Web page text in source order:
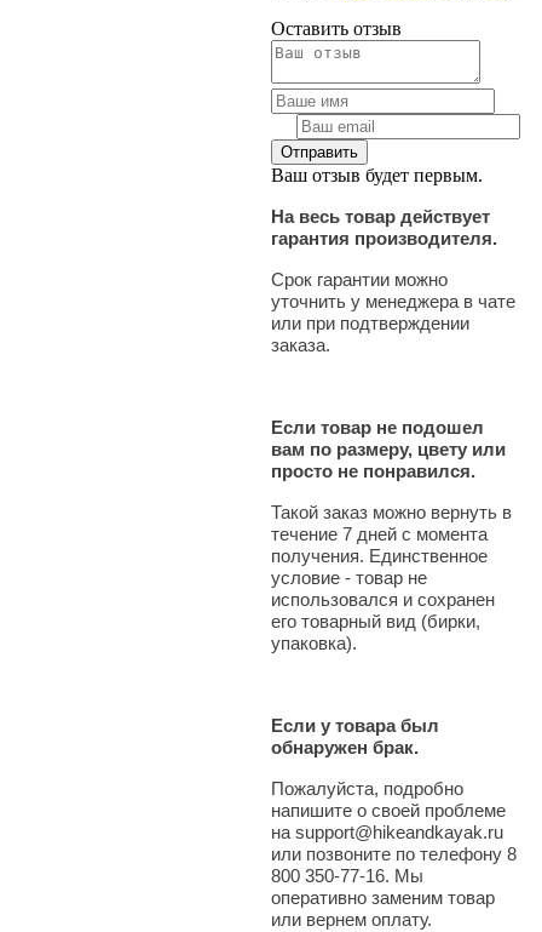
Оставить отзыв
Ваш отзыв будет первым.
На весь товар действует
гарантия производителя.
Срок гарантии можно
уточнить у менеджера в чате
или при подтверждении
заказа.
Если товар не подошел
вам по размеру, цвету или
просто не понравился.
Такой заказ можно вернуть в
течение 7 дней с момента
получения. Единственное
условие - товар не
использовался и сохранен
его товарный вид (бирки,
упаковка).
Если у товара был
обнаружен брак.
Пожалуйста, подробно
напишите о своей проблеме
на support@hikeandkayak.ru
или позвоните по телефону 8
800 350-77-16. Мы
оперативно заменим товар
или вернем оплату.